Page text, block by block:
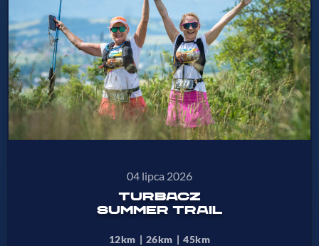
04 lipca 2026
TURBACZ
SUMMER TRAIL
12km | 26km | 45km